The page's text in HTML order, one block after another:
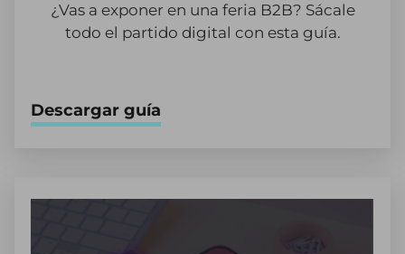
¿Vas a exponer en una feria B2B? Sácale
todo el partido digital con esta guía.
Descargar guía